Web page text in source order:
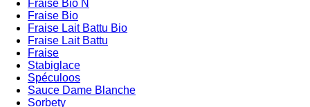
Fraise Bio N
Fraise Bio
Fraise Lait Battu Bio
Fraise Lait Battu
Fraise
Stabiglace
Spéculoos
Sauce Dame Blanche
Sorbety